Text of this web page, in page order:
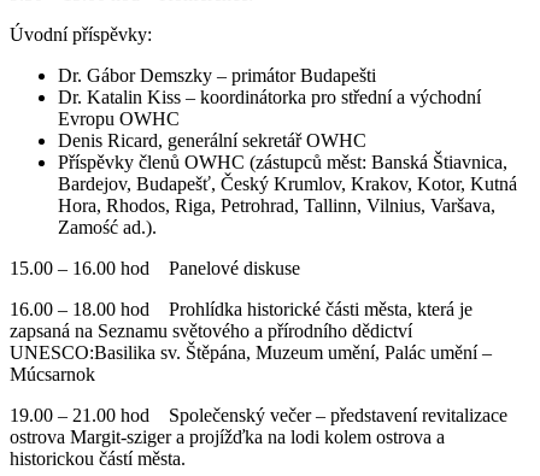
Úvodní příspěvky:
Dr. Gábor Demszky – primátor Budapešti
Dr. Katalin Kiss – koordinátorka pro střední a východní
Evropu OWHC
Denis Ricard, generální sekretář OWHC
Příspěvky členů OWHC (zástupců měst: Banská Štiavnica,
Bardejov, Budapešť, Český Krumlov, Krakov, Kotor, Kutná
Hora, Rhodos, Riga, Petrohrad, Tallinn, Vilnius, Varšava,
Zamość ad.).
15.00 – 16.00 hod Panelové diskuse
16.00 – 18.00 hod Prohlídka historické části města, která je
zapsaná na Seznamu světového a přírodního dědictví
UNESCO:Basilika sv. Štěpána, Muzeum umění, Palác umění –
Múcsarnok
19.00 – 21.00 hod Společenský večer – představení revitalizace
ostrova Margit-sziger a projížďka na lodi kolem ostrova a
historickou částí města.